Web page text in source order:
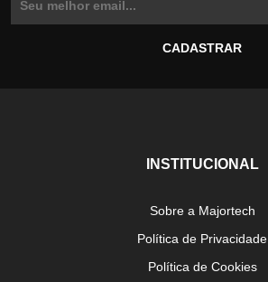
INSTITUCIONAL
Sobre a Majortech
Política de Privacidade
Política de Cookies